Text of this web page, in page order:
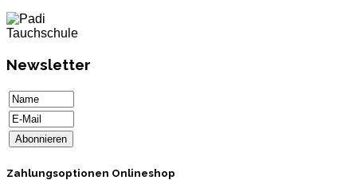
Newsletter
Zahlungsoptionen Onlineshop